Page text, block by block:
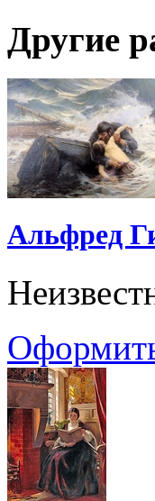
Другие
Альфред